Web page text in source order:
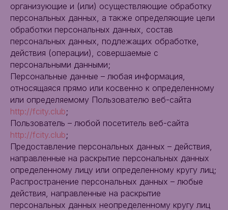
организующие и (или) осуществляющие обработку
персональных данных, а также определяющие цели
обработки персональных данных, состав
персональных данных, подлежащих обработке,
действия (операции), совершаемые с
персональными данными;
Персональные данные – любая информация,
относящаяся прямо или косвенно к определенному
или определяемому Пользователю веб-сайта
http://fcity.club;
Пользователь – любой посетитель веб-сайта
http://fcity.club;
Предоставление персональных данных – действия,
направленные на раскрытие персональных данных
определенному лицу или определенному кругу лиц;
Распространение персональных данных – любые
действия, направленные на раскрытие
персональных данных неопределенному кругу лиц